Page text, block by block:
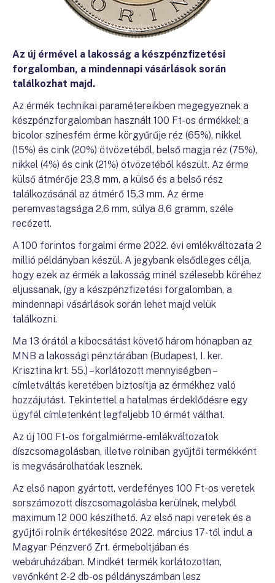
Az új érmével a lakosság a készpénzfizetési
forgalomban, a mindennapi vásárlások során
találkozhat majd.
Az érmék technikai paramétereikben megegyeznek a
készpénzforgalomban használt 100 Ft-os érmékkel: a
bicolor színesfém érme körgyűrűje réz (65%), nikkel
(15%) és cink (20%) ötvözetéből, belső magja réz (75%),
nikkel (4%) és cink (21%) ötvözetéből készült. Az érme
külső átmérője 23,8 mm, a külső és a belső rész
találkozásánál az átmérő 15,3 mm. Az érme
peremvastagsága 2,6 mm, súlya 8,6 gramm, széle
recézett.
A 100 forintos forgalmi érme 2022. évi emlékváltozata 2
millió példányban készül. A jegybank elsődleges célja,
hogy ezek az érmék a lakosság minél szélesebb köréhez
eljussanak, így a készpénzfizetési forgalomban, a
mindennapi vásárlások során lehet majd velük
találkozni.
Ma 13 órától a kibocsátást követő három hónapban az
MNB a lakossági pénztárában (Budapest, I. ker.
Krisztina krt. 55.) – korlátozott mennyiségben –
címletváltás keretében biztosítja az érmékhez való
hozzájutást. Tekintettel a hatalmas érdeklődésre egy
ügyfél címletenként legfeljebb 10 érmét válthat.
Az új 100 Ft-os forgalmiérme-emlékváltozatok
díszcsomagolásban, illetve rolniban gyűjtői termékként
is megvásárolhatóak lesznek.
Az első napon gyártott, verdefényes 100 Ft-os veretek
sorszámozott díszcsomagolásba kerülnek, melyből
maximum 12 000 készíthető. Az első napi veretek és a
gyűjtői rolnik értékesítése 2022. március 17-től indul a
Magyar Pénzverő Zrt. érmeboltjában és
webáruházában. Mindkét termék korlátozottan,
vevőnként 2-2 db-os példányszámban lesz